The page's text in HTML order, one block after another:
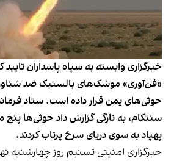
خبرگزاری وابسته به سپاه پاسداران
«فن‌آوری» موشک‌های بالستیک ضد شناور
حوثی‌های یمن قرار داده است. ستاد
سنتکام، به تازگی گزارش داد حوثی‌ها
پهپاد به سوی دریای سرخ پرتاب کردند.
خبرگزاری امنیتی تسنیم روز چهارشنبه